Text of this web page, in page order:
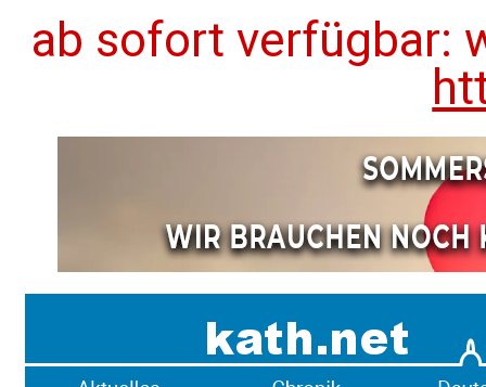
ab sofort verfügbar: